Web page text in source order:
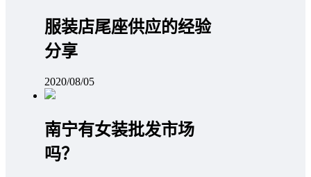
服装店尾座供应的经验
分享
2020/08/05
南宁有女装批发市场
吗？